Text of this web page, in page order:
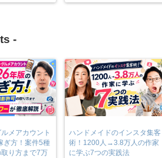
-
メアカウント
ぎ方！案件5種
り方まで7万
ハンドメイドのインスタ集客
術！1200人→3.8万人の作家
に学ぶ7つの実践法